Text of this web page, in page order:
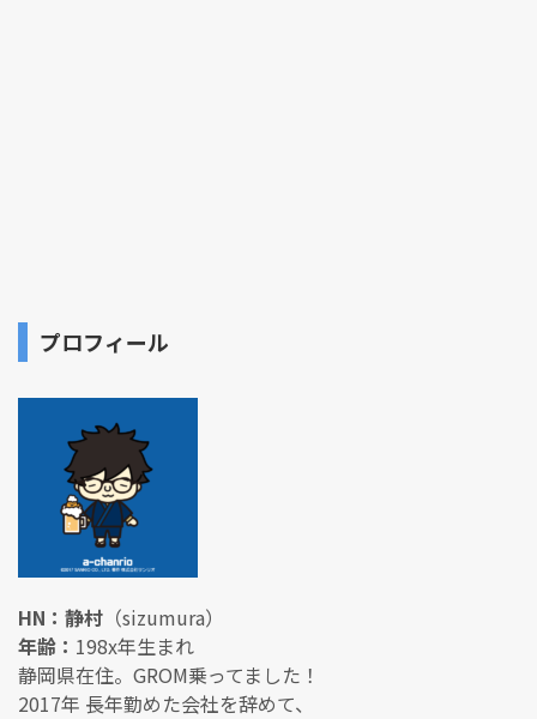
プロフィール
HN：静村 （sizumura）
年齢： 198x年生まれ
静岡県在住。GROM乗ってました！
2017年 長年勤めた会社を辞めて、